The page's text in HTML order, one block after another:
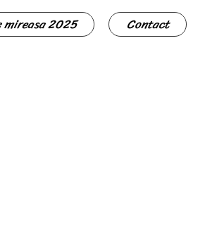
mireasa 2025 Contact